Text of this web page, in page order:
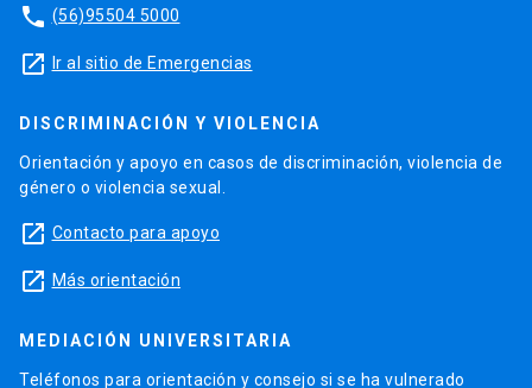
phone (56)95504 5000
launch Ir al sitio de Emergencias
DISCRIMINACIÓN Y VIOLENCIA
Orientación y apoyo en casos de discriminación, violencia de
género o violencia sexual.
launch Contacto para apoyo
launch Más orientación
MEDIACIÓN UNIVERSITARIA
Teléfonos para orientación y consejo si se ha vulnerado